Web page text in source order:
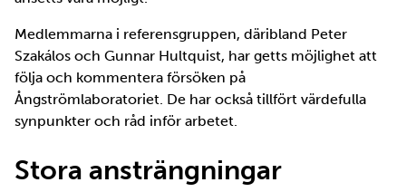
Medlemmarna i referensgruppen, däribland Peter
Szakálos och Gunnar Hultquist, har getts möjlighet att
följa och kommentera försöken på
Ångströmlaboratoriet. De har också tillfört värdefulla
synpunkter och råd inför arbetet.
Stora ansträngningar